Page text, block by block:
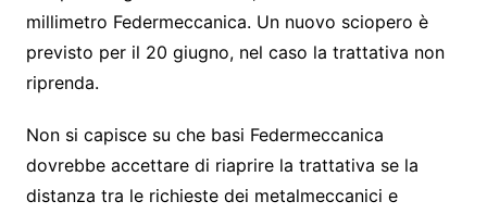
p
o
k
millimetro Federmeccanica. Un nuovo sciopero è
previsto per il 20 giugno, nel caso la trattativa non
riprenda.
Non si capisce su che basi Federmeccanica
dovrebbe accettare di riaprire la trattativa se la
distanza tra le richieste dei metalmeccanici e